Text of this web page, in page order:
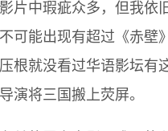
片中瑕疵众多，但我依
可能出现有超过《赤
根就没看过华语影坛有
演将三国搬上荧屏。